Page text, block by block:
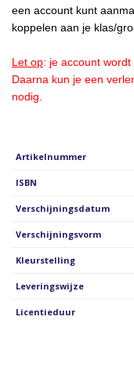
een account kunt
koppelen aan je klas/
Let op: je account
Daarna kun je een
nodig.
Artikelnummer
ISBN
Verschijningsdatum
Verschijningsvorm
Kleurstelling
Leveringswijze
Licentieduur